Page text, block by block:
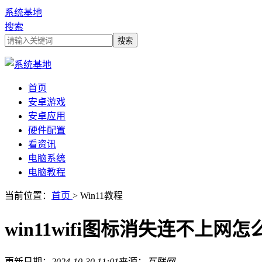
系统基地
搜索
首页
安卓游戏
安卓应用
硬件配置
看资讯
电脑系统
电脑教程
当前位置： 首页 > Win11教程
win11wifi图标消失连不上网怎